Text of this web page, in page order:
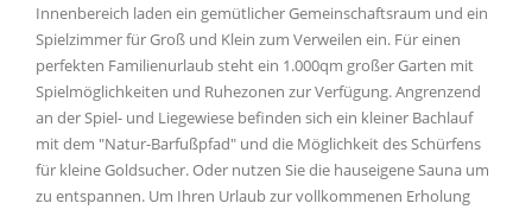
Innenbereich laden ein gemütlicher Gemeinschaftsraum und ein
Spielzimmer für Groß und Klein zum Verweilen ein. Für einen
perfekten Familienurlaub steht ein 1.000qm großer Garten mit
Spielmöglichkeiten und Ruhezonen zur Verfügung. Angrenzend
an der Spiel- und Liegewiese befinden sich ein kleiner Bachlauf
mit dem "Natur-Barfußpfad" und die Möglichkeit des Schürfens
für kleine Goldsucher. Oder nutzen Sie die hauseigene Sauna um
zu entspannen. Um Ihren Urlaub zur vollkommenen Erholung